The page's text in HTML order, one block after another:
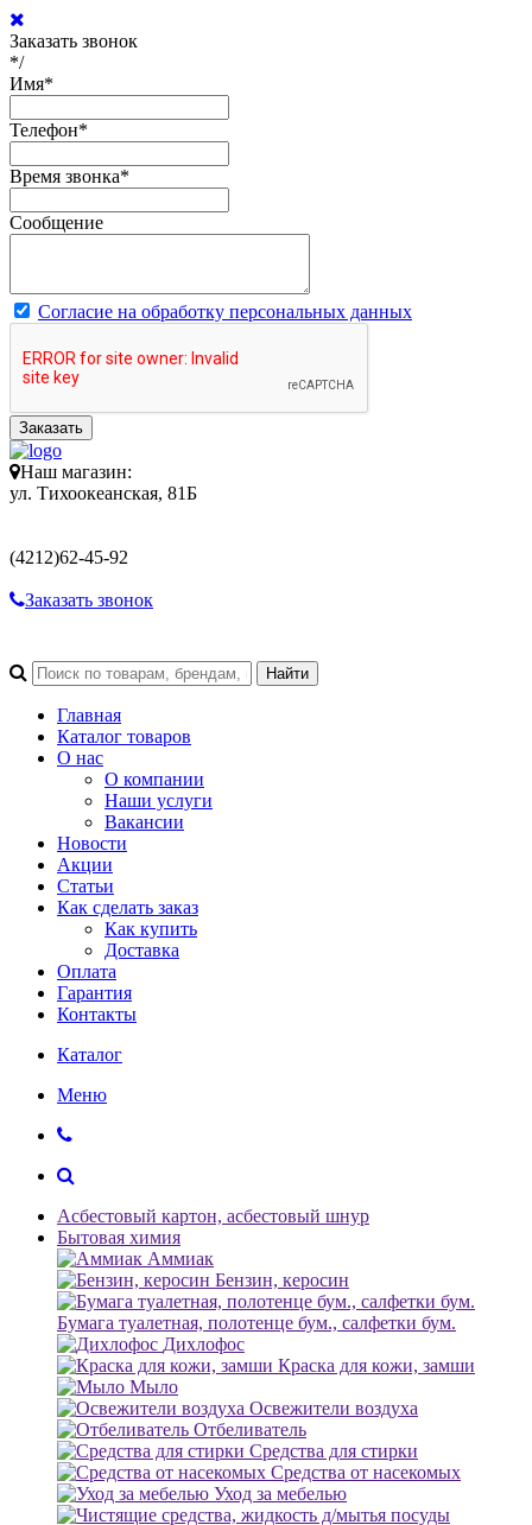
Заказать звонок
*/
Имя*
Телефон*
Время звонка*
Сообщение
Согласие на обработку персональных данных
Заказать
Наш магазин:
ул. Тихоокеанская, 81Б
(4212)62-45-92
Заказать звонок
Главная
Каталог товаров
О нас
О компании
Наши услуги
Вакансии
Новости
Акции
Статьи
Как сделать заказ
Как купить
Доставка
Оплата
Гарантия
Контакты
Каталог
Меню
Асбестовый картон, асбестовый шнур
Бытовая химия
Аммиак
Бензин, керосин
Бумага туалетная, полотенце бум., салфетки бум.
Дихлофос
Краска для кожи, замши
Мыло
Освежители воздуха
Отбеливатель
Средства для стирки
Средства от насекомых
Уход за мебелью